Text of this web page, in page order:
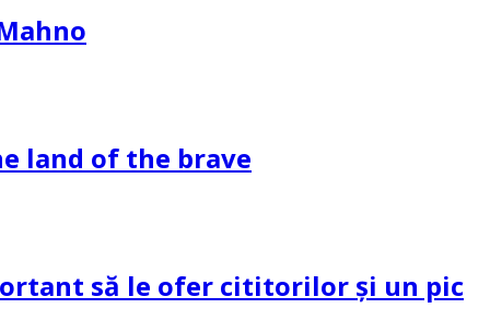
land of the brave
să le ofer cititorilor și un pic